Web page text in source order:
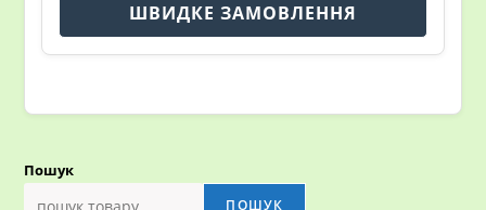
ШВИДКЕ ЗАМОВЛЕННЯ
Пошук
ПОШУК